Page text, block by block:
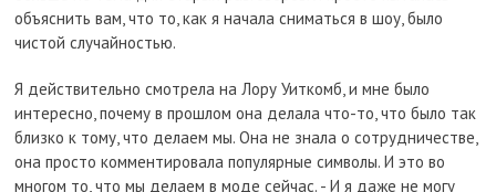
объяснить вам, что то, как я начала сниматься в шоу, было
чистой случайностью.
Я действительно смотрела на Лору Уиткомб, и мне было
интересно, почему в прошлом она делала что-то, что было так
близко к тому, что делаем мы. Она не знала о сотрудничестве,
она просто комментировала популярные символы. И это во
многом то, что мы делаем в моде сейчас. - И я даже не могу